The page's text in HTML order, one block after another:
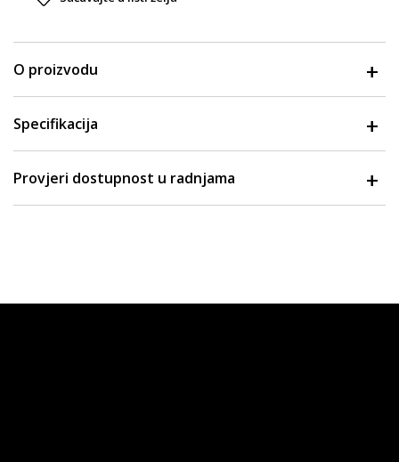
O proizvodu
Specifikacija
Provjeri dostupnost u radnjama